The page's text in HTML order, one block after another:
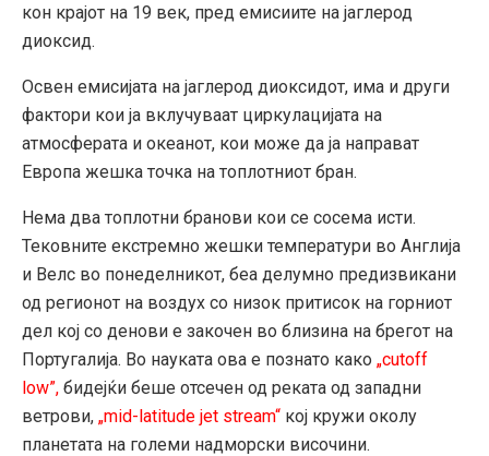
кон крајот на 19 век, пред емисиите на јаглерод
диоксид.
Освен емисијата на јаглерод диоксидот, има и други
фактори кои ја вклучуваат циркулацијата на
атмосферата и океанот, кои може да ја направат
Европа жешка точка на топлотниот бран.
Нема два топлотни бранови кои се сосема исти.
Тековните екстремно жешки температури во Англија
и Велс во понеделникот, беа делумно предизвикани
од регионот на воздух со низок притисок на горниот
дел кој со денови е закочен во близина на брегот на
Португалија. Во науката ова е познато како „cutoff
low”, бидејќи беше отсечен од реката од западни
ветрови, „mid-latitude jet stream“ кој кружи околу
планетата на големи надморски височини.